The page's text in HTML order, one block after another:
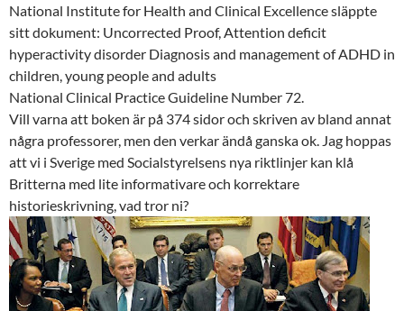
National Institute for Health and Clinical Excellence släppte
sitt dokument: Uncorrected Proof, Attention deficit
hyperactivity disorder Diagnosis and management of ADHD in
children, young people and adults
National Clinical Practice Guideline Number 72.
Vill varna att boken är på 374 sidor och skriven av bland annat
några professorer, men den verkar ändå ganska ok. Jag hoppas
att vi i Sverige med Socialstyrelsens nya riktlinjer kan klå
Britterna med lite informativare och korrektare
historieskrivning, vad tror ni?